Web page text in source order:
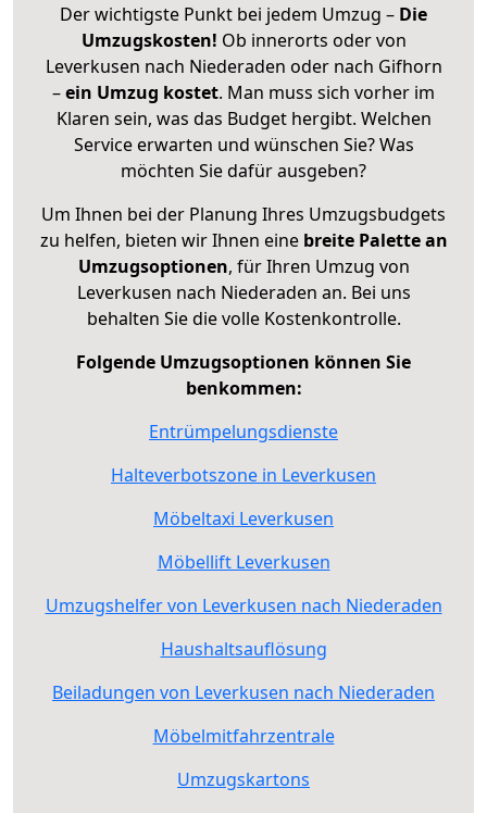
Der wichtigste Punkt bei jedem Umzug – Die
Umzugskosten! Ob innerorts oder von
Leverkusen nach Niederaden oder nach Gifhorn
–ein Umzug kostet. Man muss sich vorher im
Klaren sein, was das Budget hergibt. Welchen
Service erwarten und wünschen Sie? Was
möchten Sie dafür ausgeben?
Um Ihnen bei der Planung Ihres Umzugsbudgets
zu helfen, bieten wir Ihnen eine breite Palette an
Umzugsoptionen, für Ihren Umzug von
Leverkusen nach Niederaden an. Bei uns
behalten Sie die volle Kostenkontrolle.
Folgende Umzugsoptionen können Sie
benkommen:
Entrümpelungsdienste
Halteverbotszone in Leverkusen
Möbeltaxi Leverkusen
Möbellift Leverkusen
Umzugshelfer von Leverkusen nach Niederaden
Haushaltsauflösung
Beiladungen von Leverkusen nach Niederaden
Möbelmitfahrzentrale
Umzugskartons